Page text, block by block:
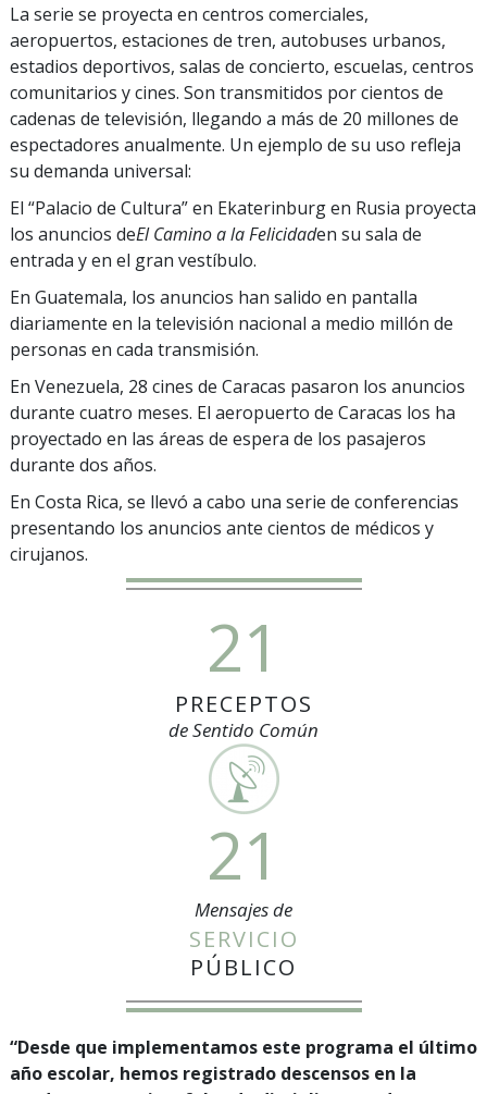
La serie se proyecta en centros comerciales,
aeropuertos, estaciones de tren, autobuses urbanos,
estadios deportivos, salas de concierto, escuelas, centros
comunitarios y cines. Son transmitidos por cientos de
cadenas de televisión, llegando a más de 20 millones de
espectadores anualmente. Un ejemplo de su uso refleja
su demanda universal:
El “Palacio de Cultura” en Ekaterinburg en Rusia proyecta
los anuncios deEl Camino a la Felicidaden su sala de
entrada y en el gran vestíbulo.
En Guatemala, los anuncios han salido en pantalla
diariamente en la televisión nacional a medio millón de
personas en cada transmisión.
En Venezuela, 28 cines de Caracas pasaron los anuncios
durante cuatro meses. El aeropuerto de Caracas los ha
proyectado en las áreas de espera de los pasajeros
durante dos años.
En Costa Rica, se llevó a cabo una serie de conferencias
presentando los anuncios ante cientos de médicos y
cirujanos.
21
PRECEPTOS
de Sentido Común
21
Mensajes de
SERVICIO
PÚBLICO
“Desde que implementamos este programa el último
año escolar, hemos registrado descensos en la